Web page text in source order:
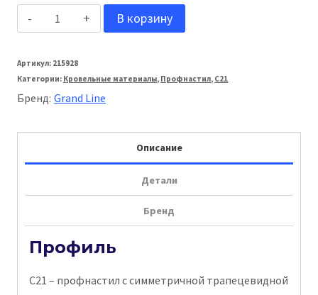
Количество
Grand
Line
Профнастил
C-
0,45
Ral
В корзину
Артикул: 215928
Категории: Кровельные материалы, Профнастил, С21
Бренд: Grand Line
Описание
Детали
Бренд
Профиль
С21 – профнастил с симметричной трапецевидной